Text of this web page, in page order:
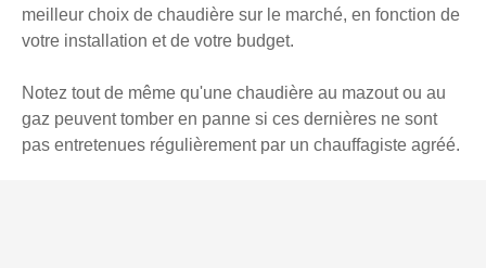
meilleur choix de chaudière sur le marché, en fonction de
votre installation et de votre budget.
Notez tout de même qu'une chaudière au mazout ou au
gaz peuvent tomber en panne si ces dernières ne sont
pas entretenues régulièrement par un chauffagiste agréé.